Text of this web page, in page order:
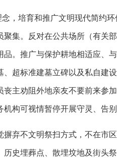
培育和推广文明现代简约
集。反对在公共场所（有关
。推广与保护耕地相适应、
超标准建墓立碑以及私自建
主劝阻外地亲友不要前来参
构可视情暂停开展守灵、告别
不文明祭扫方式，不在市
史埋葬点、散埋坟地及街头